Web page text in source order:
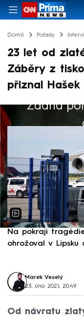
Domů Pořady
23 let od
Záběry z
přiznal Hašek
Žádná
Výběr redakce
Na pokraji
ohrožoval v Lipsku
Marek Veselý
23. úno 2021, 20:49
Od návratu